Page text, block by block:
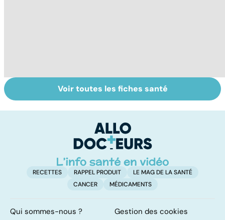
L'anosmie,
l'odorat en moins
AVC : quand le
cerveau fait une
Voir toutes les fiches santé
RECETTES RAPPEL PRODUIT
LE MAG DE LA SANTÉ
CANCER
MÉDICAMENTS
Qui sommes-nous ?
Gestion des cookies